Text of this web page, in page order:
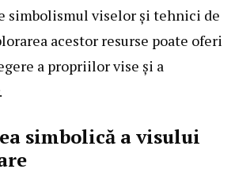
simbolismul viselor și tehnici de
acestor resurse poate oferi
a propriilor vise și a
simbolică a visului